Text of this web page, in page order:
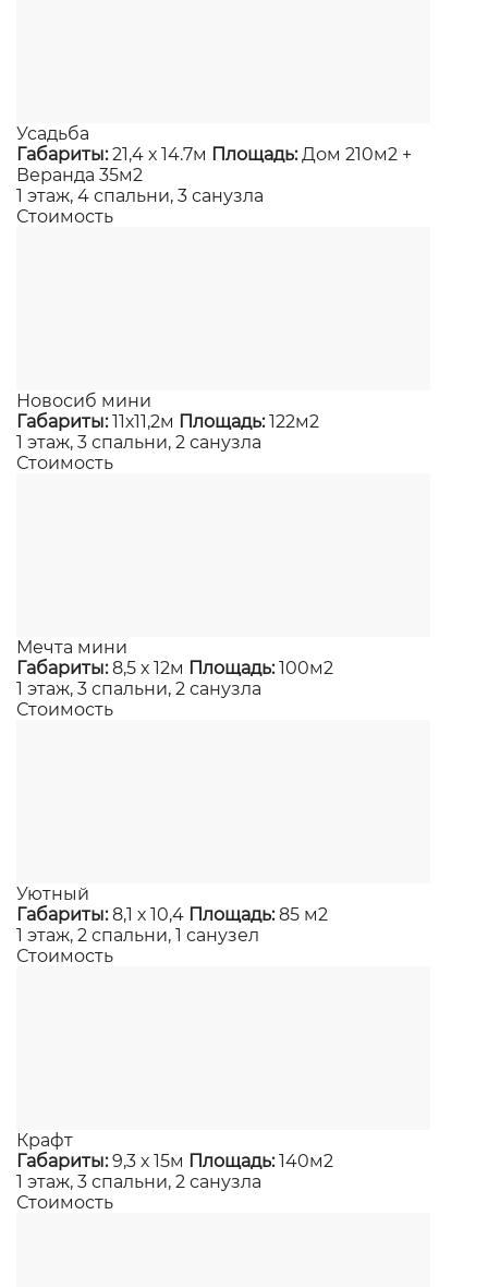
Усадьба
Габариты:21,4 х 14.7м Площадь:Дом 210м2 +
Веранда 35м2
1 этаж, 4 спальни, 3 санузла
Стоимость
Новосиб мини
Габариты:11х11,2м Площадь:122м2
1 этаж, 3 спальни, 2 санузла
Стоимость
Мечта мини
Габариты:8,5 х 12м Площадь:100м2
1 этаж, 3 спальни, 2 санузла
Стоимость
Уютный
Габариты:8,1 х 10,4 Площадь:85 м2
1 этаж, 2 спальни, 1 санузел
Стоимость
Крафт
Габариты:9,3 х 15м Площадь:140м2
1 этаж, 3 спальни, 2 санузла
Стоимость